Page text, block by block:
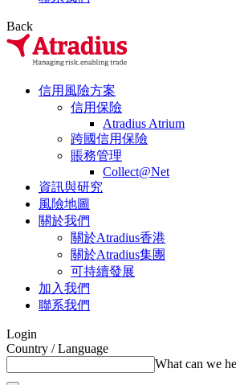
Back
信用風險方案
信用保險
Atradius Atrium
跨國信用保險
賬務管理
Collect@Net
資訊與研究
風險地圖
關於我們
關於Atradius香港
關於Atradius集團
可持續發展
加入我們
聯系我們
Login
Country / Language
What can we